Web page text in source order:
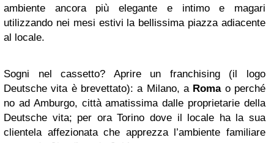
ambiente ancora più elegante e intimo e magari
utilizzando nei mesi estivi la bellissima piazza adiacente
al locale.
Sogni nel cassetto? Aprire un franchising (il logo
Deutsche vita è brevettato): a Milano, a Romao perché
no ad Amburgo, città amatissima dalle proprietarie della
Deutsche vita; per ora Torino dove il locale ha la sua
clientela affezionata che apprezza l’ambiente familiare